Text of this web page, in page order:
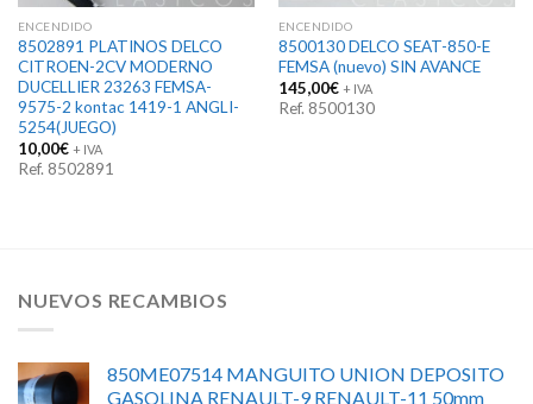
ENCENDIDO
8502891 PLATINOS DELCO
CITROEN-2CV MODERNO
DUCELLIER 23263 FEMSA-
9575-2 kontac 1419-1 ANGLI-
5254(JUEGO)
10,00€ + IVA
Ref. 8502891
ENCENDIDO
8500130 DELCO SEAT-850-E
FEMSA (nuevo) SIN AVANCE
145,00€ + IVA
Ref. 8500130
NUEVOS RECAMBIOS
850ME07514 MANGUITO UNION DEPOSITO
GASOLINA RENAULT-9 RENAULT-11 50mm